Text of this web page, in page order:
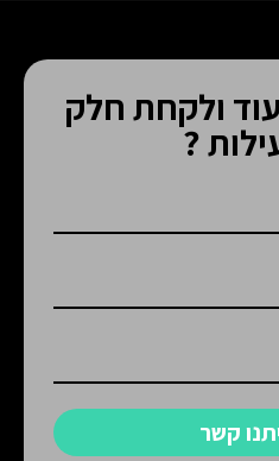
ולקחת חלק
?
קשר